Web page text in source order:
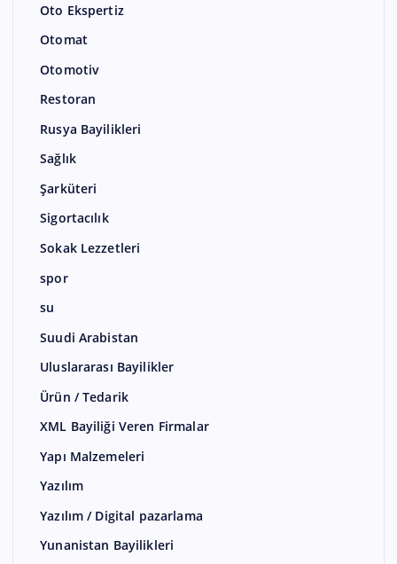
Oto Ekspertiz
Otomat
Otomotiv
Restoran
Rusya Bayilikleri
Sağlık
Şarküteri
Sigortacılık
Sokak Lezzetleri
spor
su
Suudi Arabistan
Uluslararası Bayilikler
Ürün / Tedarik
XML Bayiliği Veren Firmalar
Yapı Malzemeleri
Yazılım
Yazılım / Digital pazarlama
Yunanistan Bayilikleri